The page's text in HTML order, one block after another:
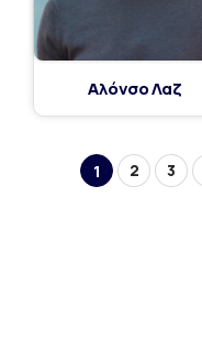
Αλόνσο Λαζ
1 2 3